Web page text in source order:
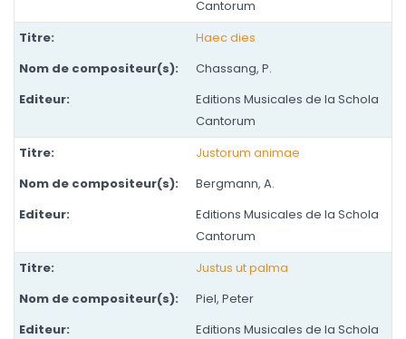
Cantorum
Haec dies
Chassang, P.
Editions Musicales de la Schola
Cantorum
Justorum animae
Bergmann, A.
Editions Musicales de la Schola
Cantorum
Justus ut palma
Piel, Peter
Editions Musicales de la Schola